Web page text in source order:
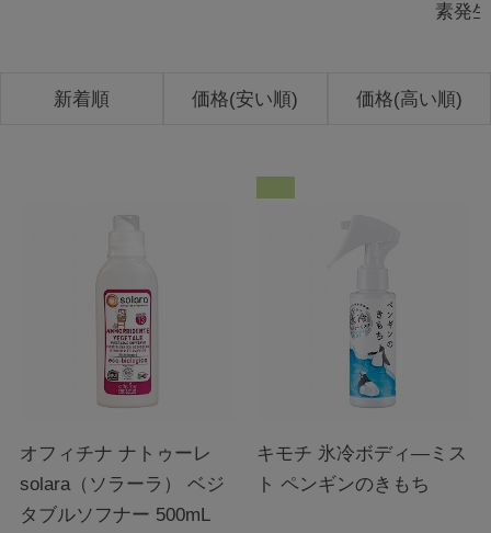
素発
新着順 価格(安い順) 価格(高い順)
オフィチナ ナトゥーレ
solara（ソラーラ） ベジ
タブルソフナー 500mL
キモチ 氷冷ボディ―ミス
ト ペンギンのきもち